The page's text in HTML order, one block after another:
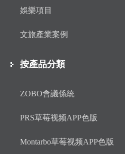
娛樂項目
文旅產業案例
按產品分類
ZOBO會議係統
PRS草莓视频APP色版
Montarbo草莓视频APP色版